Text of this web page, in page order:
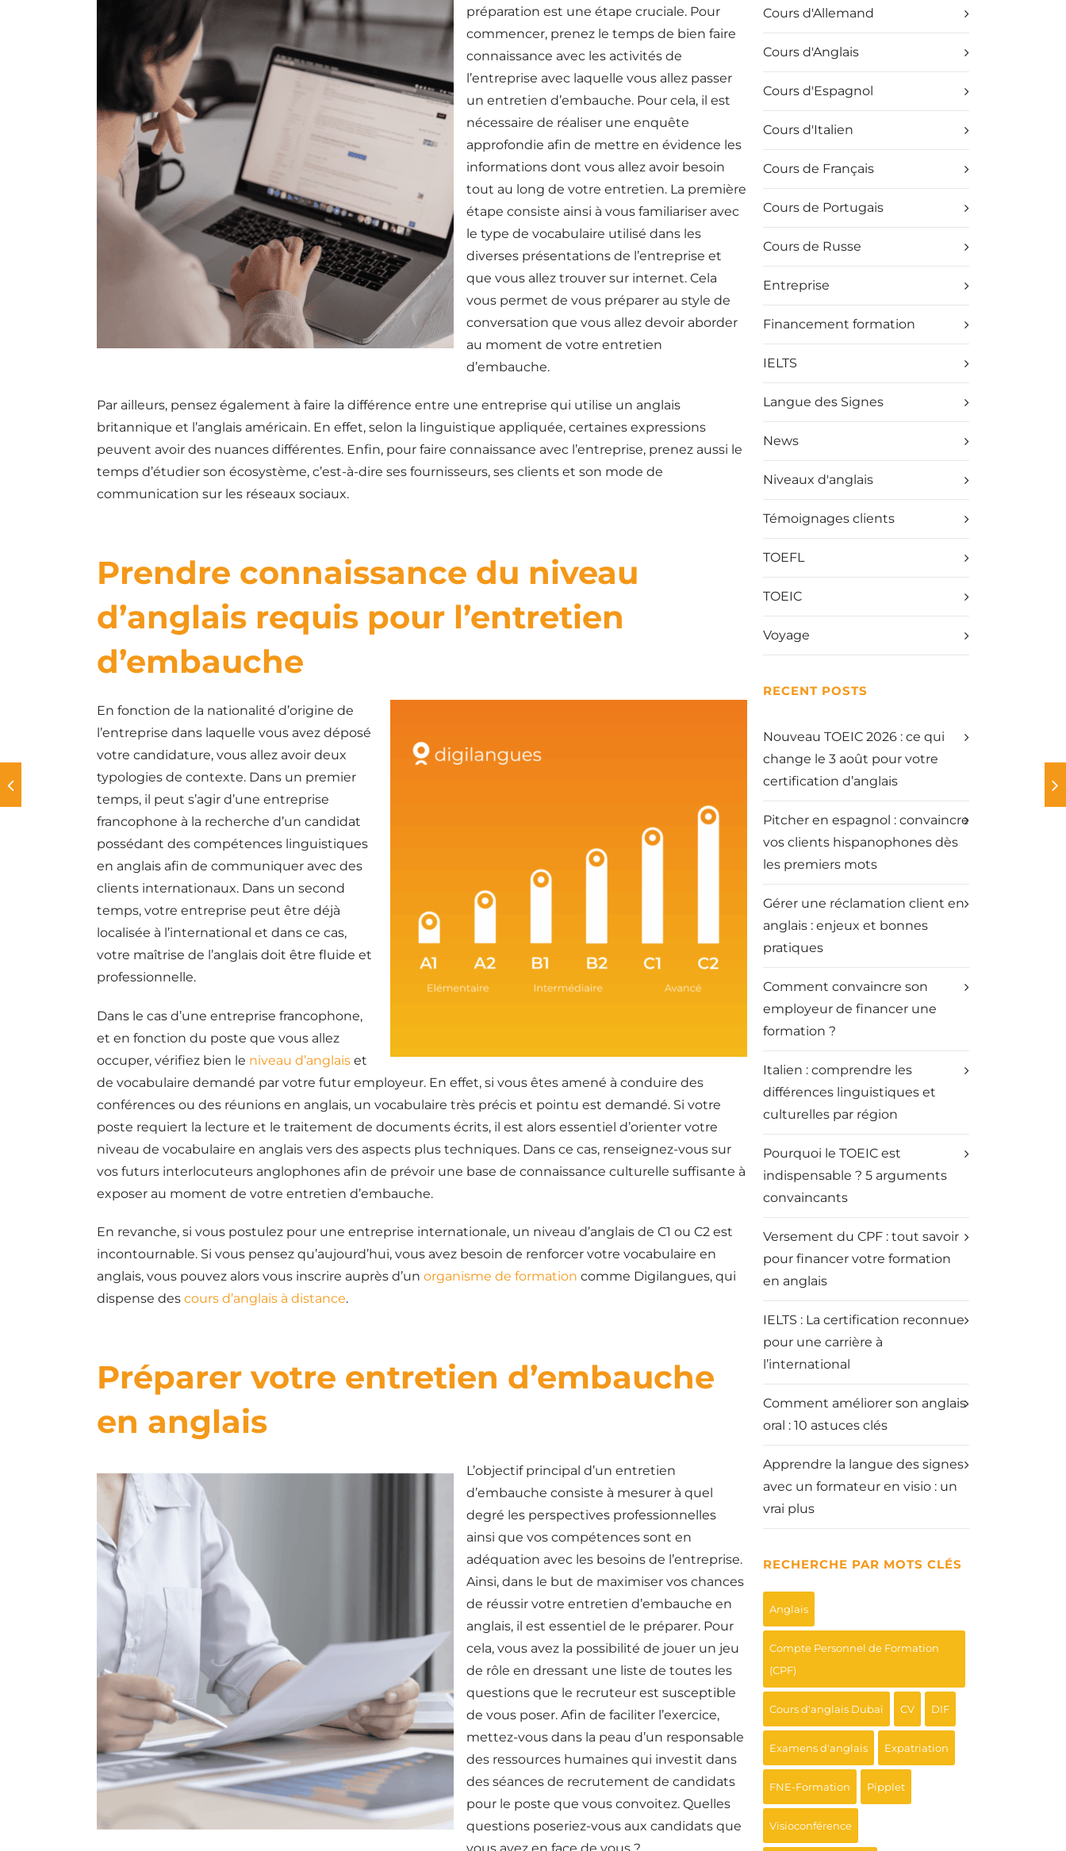
préparation est une étape cruciale. Pour
commencer, prenez le temps de bien faire
connaissance avec les activités de
l’entreprise avec laquelle vous allez passer
un entretien d’embauche. Pour cela, il est
nécessaire de réaliser une enquête
approfondie afin de mettre en évidence les
informations dont vous allez avoir besoin
tout au long de votre entretien. La première
étape consiste ainsi à vous familiariser avec
le type de vocabulaire utilisé dans les
diverses présentations de l’entreprise et
que vous allez trouver sur internet. Cela
vous permet de vous préparer au style de
conversation que vous allez devoir aborder
au moment de votre entretien
d’embauche.
Par ailleurs, pensez également à faire la différence entre une entreprise qui utilise un anglais
britannique et l’anglais américain. En effet, selon la linguistique appliquée, certaines expressions
peuvent avoir des nuances différentes. Enfin, pour faire connaissance avec l’entreprise, prenez aussi le
temps d’étudier son écosystème, c’est-à-dire ses fournisseurs, ses clients et son mode de
communication sur les réseaux sociaux.
Prendre connaissance du niveau
d’anglais requis pour l’entretien
d’embauche
En fonction de la nationalité d’origine de
l’entreprise dans laquelle vous avez déposé
votre candidature, vous allez avoir deux
typologies de contexte. Dans un premier
temps, il peut s’agir d’une entreprise
francophone à la recherche d’un candidat
possédant des compétences linguistiques
en anglais afin de communiquer avec des
clients internationaux. Dans un second
temps, votre entreprise peut être déjà
localisée à l’international et dans ce cas,
votre maîtrise de l’anglais doit être fluide et
professionnelle.
Dans le cas d’une entreprise francophone,
et en fonction du poste que vous allez
occuper, vérifiez bien le niveau d’anglais et
de vocabulaire demandé par votre futur employeur. En effet, si vous êtes amené à conduire des
conférences ou des réunions en anglais, un vocabulaire très précis et pointu est demandé. Si votre
poste requiert la lecture et le traitement de documents écrits, il est alors essentiel d’orienter votre
niveau de vocabulaire en anglais vers des aspects plus techniques. Dans ce cas, renseignez-vous sur
vos futurs interlocuteurs anglophones afin de prévoir une base de connaissance culturelle suffisante à
exposer au moment de votre entretien d’embauche.
En revanche, si vous postulez pour une entreprise internationale, un niveau d’anglais de C1 ou C2 est
incontournable. Si vous pensez qu’aujourd’hui, vous avez besoin de renforcer votre vocabulaire en
anglais, vous pouvez alors vous inscrire auprès d’un organisme de formation comme Digilangues, qui
dispense des cours d’anglais à distance.
Préparer votre entretien d’embauche
en anglais
L’objectif principal d’un entretien
d’embauche consiste à mesurer à quel
degré les perspectives professionnelles
ainsi que vos compétences sont en
adéquation avec les besoins de l’entreprise.
Ainsi, dans le but de maximiser vos chances
de réussir votre entretien d’embauche en
anglais, il est essentiel de le préparer. Pour
cela, vous avez la possibilité de jouer un jeu
de rôle en dressant une liste de toutes les
questions que le recruteur est susceptible
de vous poser. Afin de faciliter l’exercice,
mettez-vous dans la peau d’un responsable
des ressources humaines qui investit dans
des séances de recrutement de candidats
pour le poste que vous convoitez. Quelles
questions poseriez-vous aux candidats que
Cours d'Allemand
Cours d'Anglais
Cours d'Espagnol
Cours d'Italien
Cours de Français
Cours de Portugais
Cours de Russe
Entreprise
Financement formation
IELTS
Langue des Signes
News
Niveaux d'anglais
Témoignages clients
TOEFL
TOEIC
Voyage
RECENT POSTS
Nouveau TOEIC 2026 : ce qui
change le 3 août pour votre
certification d’anglais
Pitcher en espagnol : convaincre
vos clients hispanophones dès
les premiers mots
Gérer une réclamation client en
anglais : enjeux et bonnes
pratiques
Comment convaincre son
employeur de financer une
formation ?
Italien : comprendre les
différences linguistiques et
culturelles par région
Pourquoi le TOEIC est
indispensable ? 5 arguments
convaincants
Versement du CPF : tout savoir
pour financer votre formation
en anglais
IELTS : La certification reconnue
pour une carrière à
l’international
Comment améliorer son anglais
oral : 10 astuces clés
Apprendre la langue des signes
avec un formateur en visio : un
vrai plus
RECHERCHE PAR MOTS CLÉS
Anglais
Compte Personnel de Formation
(CPF)
Cours d'anglais Dubaï CV DIF
Examens d'anglais Expatriation
FNE-Formation Pipplet
Visioconférence